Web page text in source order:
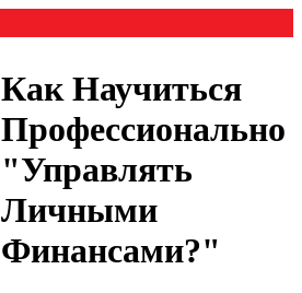
Как Научиться
Профессионально
"Управлять
Личными
Финансами?"